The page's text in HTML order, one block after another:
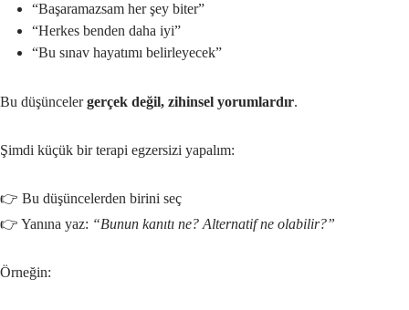
“Başaramazsam her şey biter”
“Herkes benden daha iyi”
“Bu sınav hayatımı belirleyecek”
Bu düşüncelergerçek değil, zihinsel yorumlardır.
Şimdi küçük bir terapi egzersizi yapalım:
👉 Bu düşüncelerden birini seç
👉 Yanına yaz: “Bunun kanıtı ne? Alternatif ne olabilir?”
Örneğin: